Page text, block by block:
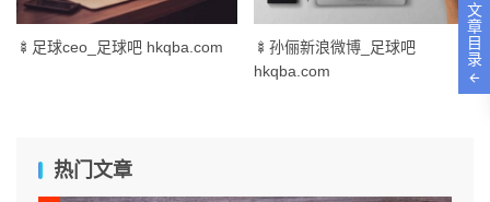
🍢足球ceo_足球吧 hkqba.com
🍢孙俪新浪微博_足球吧
hkqba.com
热门文章
文
章
目
录